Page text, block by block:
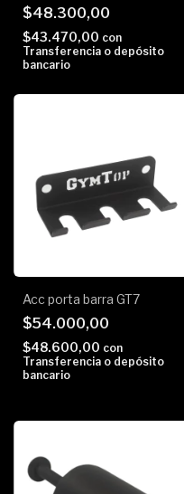
$48.300,00
$43.470,00 con
Transferencia o depósito
bancario
Acc porta barra GT7
$54.000,00
$48.600,00 con
Transferencia o depósito
bancario